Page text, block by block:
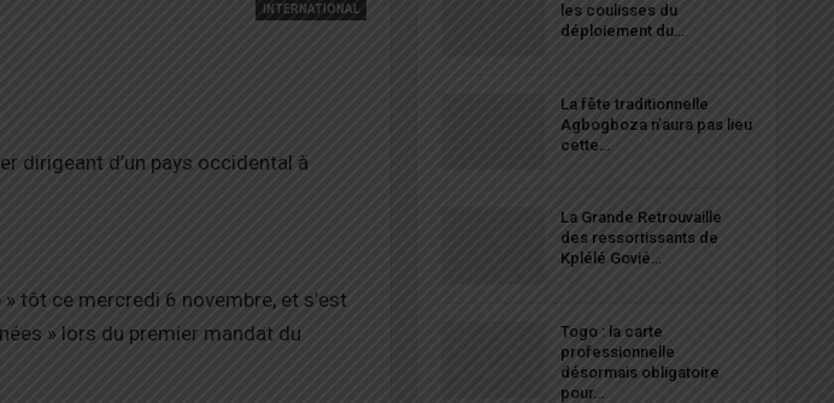
INTERNATIONAL
dirigeant d’un pays occidental à
tôt ce mercredi 6 novembre, et s’est
» lors du premier mandat du
les coulisses du
déploiement du…
La fête traditionnelle
Agbogboza n’aura pas lieu
cette…
La Grande Retrouvaille
des ressortissants de
Kplélé Govié…
Togo : la carte
professionnelle
désormais obligatoire
pour…